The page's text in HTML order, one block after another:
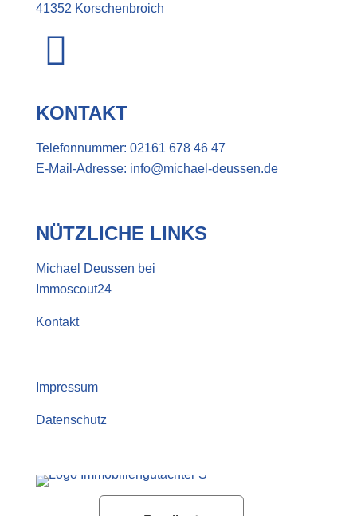
41352 Korschenbroich
KONTAKT
Telefonnummer: 02161 678 46 47
E-Mail-Adresse: info@michael-deussen.de
NÜTZLICHE LINKS
Michael Deussen bei
Immoscout24
Kontakt
Impressum
Datenschutz